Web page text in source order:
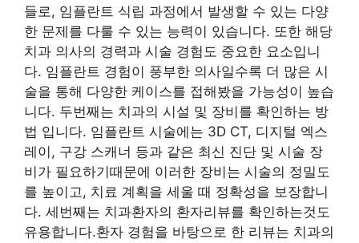
들로, 임플란트 식립 과정에서 발생할 수 있는 다양
한 문제를 다룰 수 있는 능력이 있습니다. 또한 해당
치과 의사의 경력과 시술 경험도 중요한 요소입니
다. 임플란트 경험이 풍부한 의사일수록 더 많은 시
술을 통해 다양한 케이스를 접해봤을 가능성이 높습
니다. 두번째는 치과의 시설 및 장비를 확인하는 방
법 입니다. 임플란트 시술에는 3D CT, 디지털 엑스
레이, 구강 스캐너 등과 같은 최신 진단 및 시술 장
비가 필요하기때문에 이러한 장비는 시술의 정밀도
를 높이고, 치료 계획을 세울 때 정확성을 보장합니
다. 세번째는 치과환자의 환자리뷰를 확인하는것도
유용합니다.환자 경험을 바탕으로 한 리뷰는 치과의